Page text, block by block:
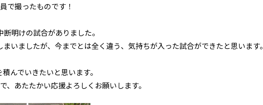
で撮ったものです！
明けの試合がありました。
いましたが、今までとは全く違う、気持ちが入った試合ができたと思います。
んでいきたいと思います。
、あたたかい応援よろしくお願いします。